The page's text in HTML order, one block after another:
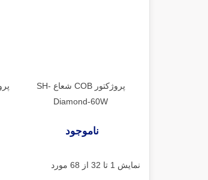
پروژکتور COB شعاع SH-
Diamond-60W
ناموجود
نمایش 1 تا 32 از 68 مورد